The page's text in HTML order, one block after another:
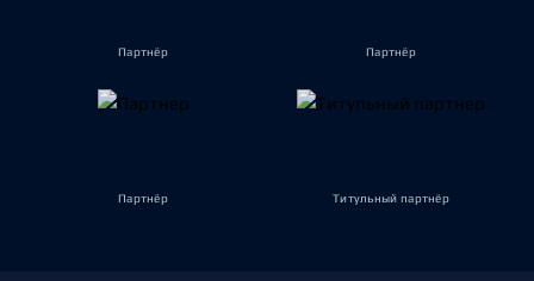
Партнёр Партнёр
Партнёр Титульный партнёр